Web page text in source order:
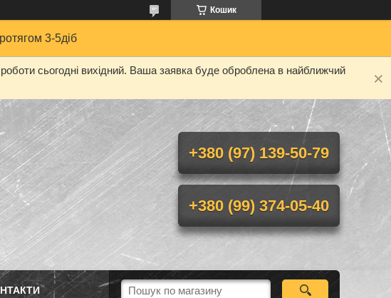
Кошик
3-5діб
сьогодні вихідний. Ваша заявка буде оброблена в найближчий
+380 (97) 139-50-79
+380 (99) 374-05-40